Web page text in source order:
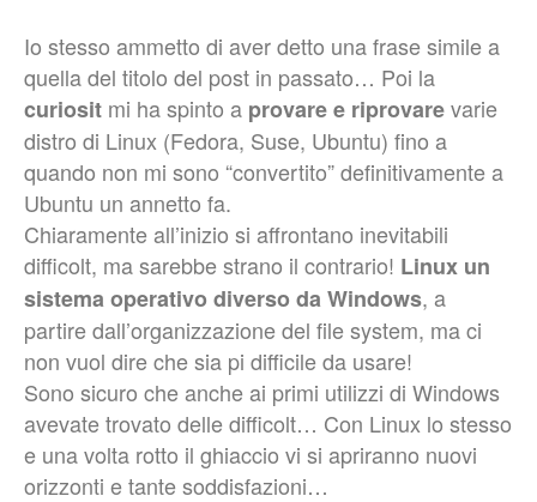
Io stesso ammetto di aver detto una frase simile a
quella del titolo del post in passato… Poi la
curiosit mi ha spinto a provare e riprovarevarie
distro di Linux (Fedora, Suse, Ubuntu) fino a
quando non mi sono “convertito” definitivamente a
Ubuntu un annetto fa.
Chiaramente all’inizio si affrontano inevitabili
difficolt, ma sarebbe strano il contrario! Linux un
sistema operativo diverso da Windows, a
partire dall’organizzazione del file system, ma ci
non vuol dire che sia pi difficile da usare!
Sono sicuro che anche ai primi utilizzi di Windows
avevate trovato delle difficolt… Con Linux lo stesso
e una volta rotto il ghiaccio vi si apriranno nuovi
orizzonti e tante soddisfazioni…